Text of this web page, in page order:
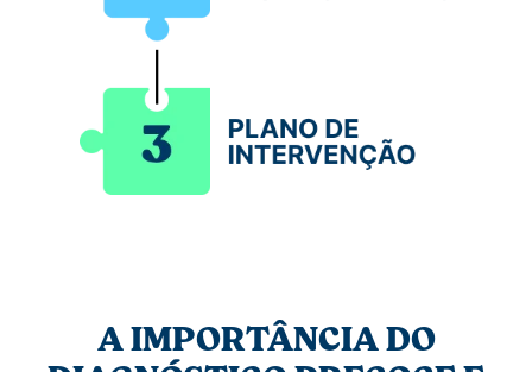
A IMPORTÂNCIA DO